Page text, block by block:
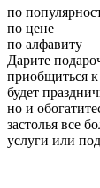
по
по цене
по алфавиту
Дарите
приобщиться
будет
но и
застолья все
услуги или